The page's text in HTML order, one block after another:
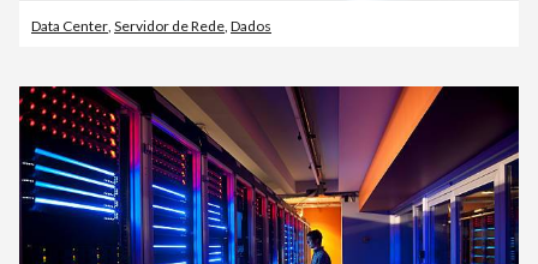
Data Center, Servidor de Rede, Dados